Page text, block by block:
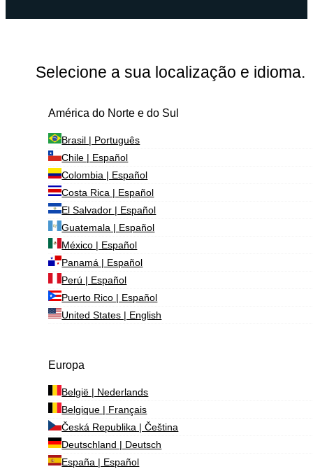
Selecione a sua localização e idioma.
América do Norte e do Sul
Brasil | Português
Chile | Español
Colombia | Español
Costa Rica | Español
El Salvador | Español
Guatemala | Español
México | Español
Panamá | Español
Perú | Español
Puerto Rico | Español
United States | English
Europa
België | Nederlands
Belgique | Français
Česká Republika | Čeština
Deutschland | Deutsch
España | Español